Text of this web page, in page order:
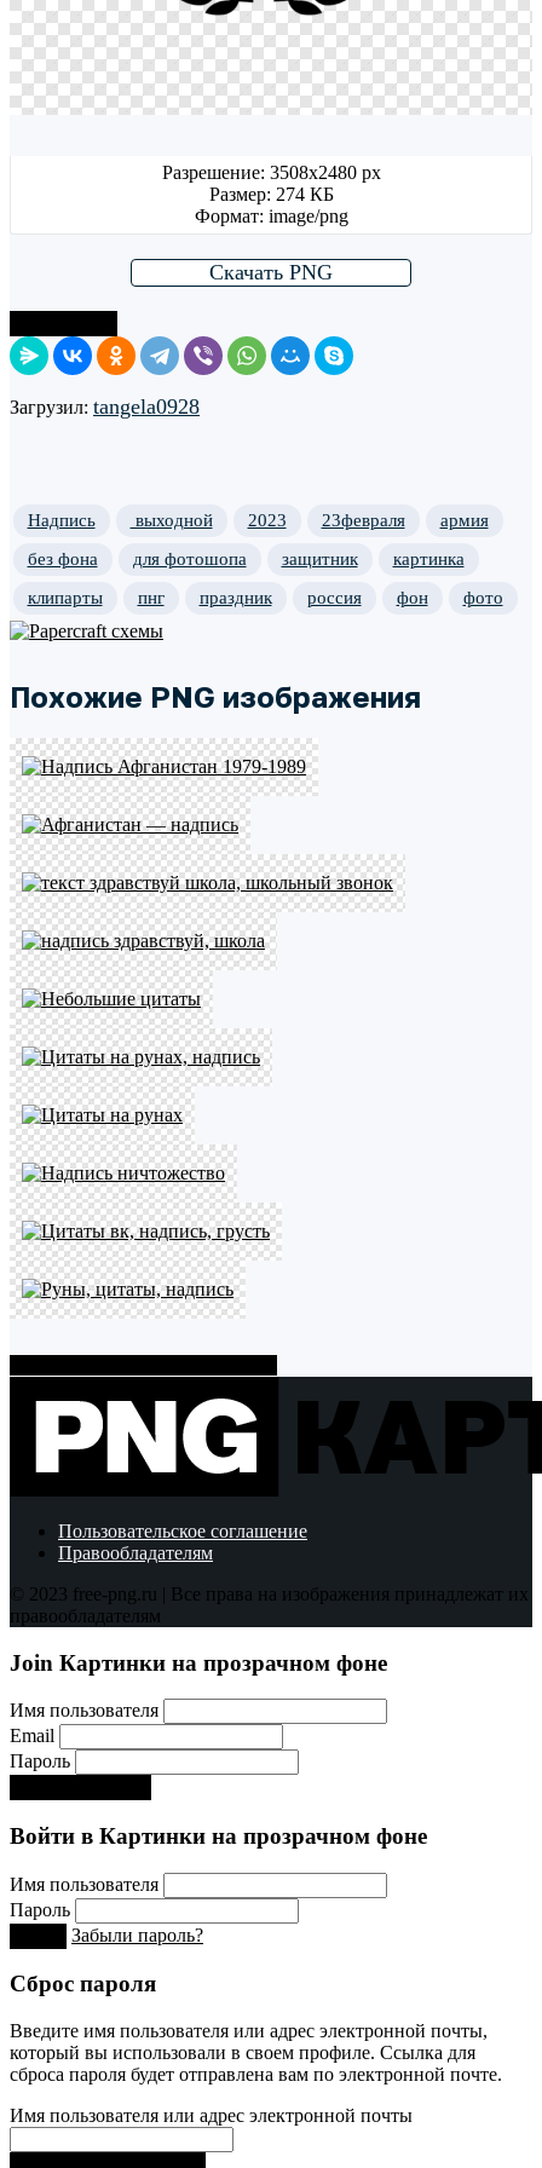
Разрешение: 3508x2480 px
Размер: 274 КБ
Формат: image/png
Скачать PNG
Загрузил: tangela0928
Надпись выходной 2023 23февраля
армия
без фона
для фотошопа защитник
картинка
клипарты
пнг праздник россия фон фото
Похожие PNG изображения
Пользовательское соглашение
Правообладателям
© 2023 free-png.ru | Все права на изображения принадлежат их
правообладателям
Join Картинки на прозрачном фоне
Имя пользователя
Email
Пароль
Войти в Картинки на прозрачном фоне
Имя пользователя
Пароль
Забыли пароль?
Сброс пароля
Введите имя пользователя или адрес электронной почты,
который вы использовали в своем профиле. Ссылка для
сброса пароля будет отправлена ​​вам по электронной почте.
Имя пользователя или адрес электронной почты